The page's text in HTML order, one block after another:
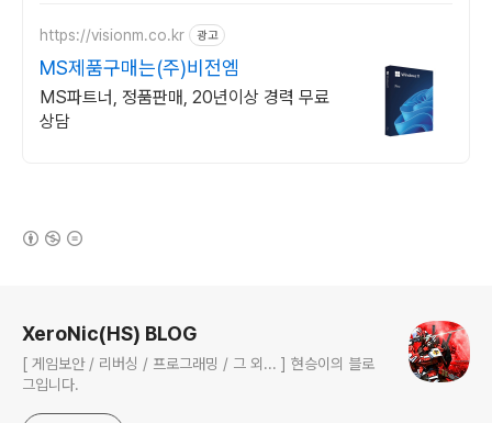
https://visionm.co.kr 광고
MS제품구매는(주)비전엠
MS파트너, 정품판매, 20년이상 경력 무료
상담
XeroNic(HS) BLOG
[ 게임보안 / 리버싱 / 프로그래밍 / 그 외... ] 현승이의 블로
그입니다.